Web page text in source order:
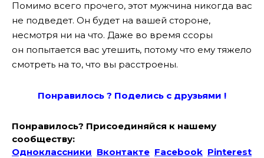
Помимо всего прочего, этот мужчина никогда вас
не подведет. Он будет на вашей стороне,
несмотря ни на что. Даже во время ссоры
он попытается вас утешить, потому что ему тяжело
смотреть на то, что вы расстроены.
Понравилось ? Поделись с друзьями !
Понравилось? Присоединяйся к нашему
сообществу:
Одноклассники Вконтакте Facebook Pinterest